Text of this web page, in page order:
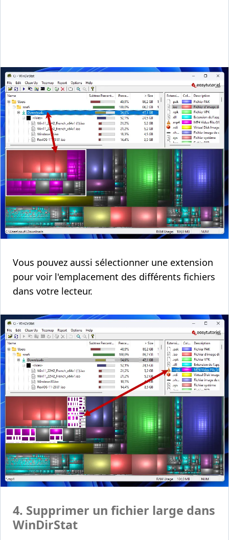
Vous pouvez aussi sélectionner une extension
pour voir l'emplacement des différents fichiers
dans votre lecteur.
4. Supprimer un fichier large dans
WinDirStat